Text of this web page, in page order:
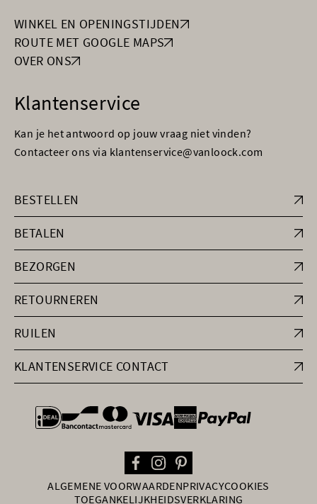
WINKEL EN OPENINGSTIJDEN
ROUTE MET GOOGLE MAPS
OVER ONS
Klantenservice
Kan je het antwoord op jouw vraag niet vinden?
Contacteer ons via klantenservice@vanloock.com
BESTELLEN
BETALEN
BEZORGEN
RETOURNEREN
RUILEN
KLANTENSERVICE CONTACT
general.paymentOptions
ALGEMENE VOORWAARDENPRIVACYCOOKIES
TOEGANKELIJKHEIDSVERKLARING